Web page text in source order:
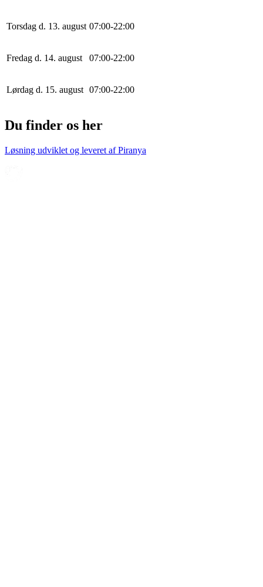
Torsdag d. 13. august 07:00-22:00
Fredag d. 14. august 07:00-22:00
Lørdag d. 15. august 07:00-22:00
Du finder os her
Løsning udviklet og leveret afPiranya